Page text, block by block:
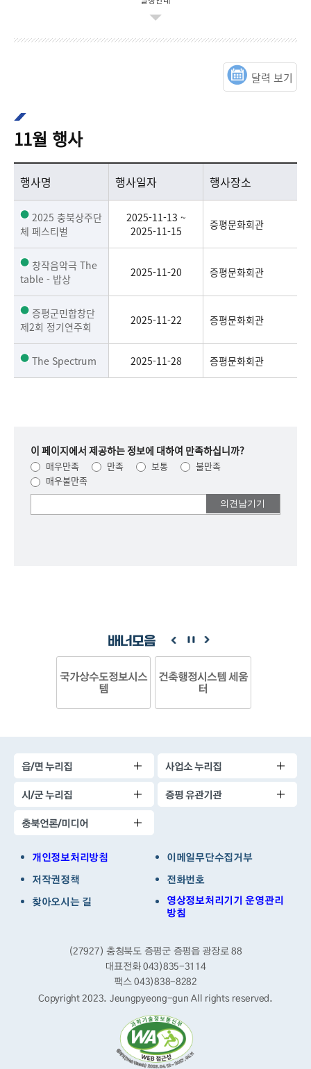
달력 보기
11월 행사
11월 행사 목록으로 행사명, 행사일자, 행사장소를 안내합니다.
행사명 행사일자 행사장소
2025 충북상주단
체 페스티벌
2025-11-13 ~
2025-11-15
증평문화회관
창작음악극 The
table - 밥상
2025-11-20 증평문화회관
증평군민합창단
제2회 정기연주회
2025-11-22 증평문화회관
The Spectrum 2025-11-28 증평문화회관
이 페이지에서 제공하는 정보에 대하여 만족하십니까?
매우만족 만족 보통
불만족
매우불만족
의견을
배너모음
국가상수도정보시스
템
건축행정시스템 세움
터
읍/면 누리집
사업소 누리집
시/군 누리집
증평 유관기관
충북언론/미디어
개인정보처리방침
이메일무단수집거부
저작권정책
전화번호
찾아오시는 길
영상정보처리기기 운영관리
방침
(27927) 충청북도 증평군 증평읍 광장로 88
대표전화 043)835-3114
팩스 043)838-8282
Copyright 2023. Jeungpyeong-gunAll rights reserved.